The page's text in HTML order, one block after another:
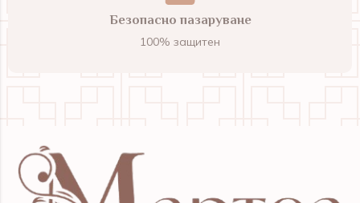
Безопасно пазаруване
100% защитен